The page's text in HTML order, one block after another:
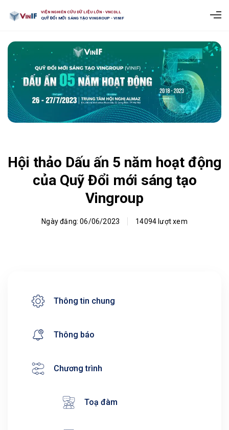
VIỆN NGHIÊN CỨU DỮ LIỆU LỚN - VNCDLL
QUỸ ĐỔI MỚI SÁNG TẠO VINGROUP - VINIF
Hội thảo Dấu ấn 5 năm hoạt động
của Quỹ Đổi mới sáng tạo
Vingroup
Ngày đăng: 06/06/2023 14094 lượt xem
Thông tin chung
Thông báo
Chương trình
Toạ đàm